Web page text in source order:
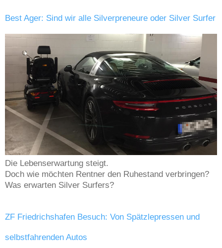
Best Ager: Sind wir alle Silverpreneure oder Silver Surfer
Die Lebenserwartung steigt.
Doch wie möchten Rentner den Ruhestand verbringen?
Was erwarten Silver Surfers?
ZF Friedrichshafen Besuch: Von Spätzlepressen und
selbstfahrenden Autos